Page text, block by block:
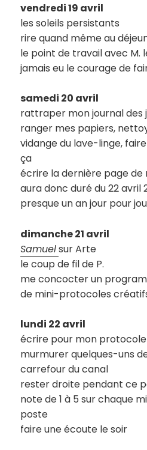
vendredi 19 avril
les soleils persistants
rire quand même au
le point de travail avec M.
jamais eu le courage de
samedi 20 avril
rattraper mon journal des
ranger mes papiers,
vidange du lave-linge,
ça
écrire la dernière page de
aura donc duré du 22 avril
presque un an jour pour
dimanche 21 avril
Samuelsur Arte
le coup de fil de P.
me concocter un
de mini-protocoles
lundi 22 avril
écrire pour mon protocole
murmurer quelques-uns
carrefour du canal
rester droite pendant ce
note de 1 à 5 sur chaque
poste
faire une écoute le soir